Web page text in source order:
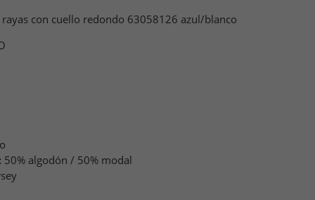
con cuello redondo 63058126 azul/blanco
50% algodón / 50% modal